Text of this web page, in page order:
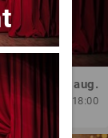
Bogdan Mureșanu) – AG
Centrul Internațional de Artă Contemporană - Baia Turcească Iași
Dum, 30 aug.
18:00